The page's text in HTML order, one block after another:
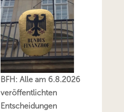
BFH: Alle am 6.8.2026
veröffentlichten
Entscheidungen